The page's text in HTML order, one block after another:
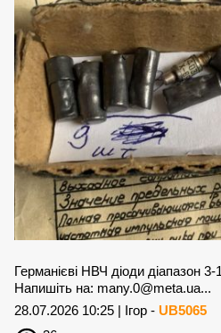
Германієві НВЧ діоди діапазон
Напишіть на: many.0@meta.ua...
28.07.2026 10:25 | Ігор - UB5065